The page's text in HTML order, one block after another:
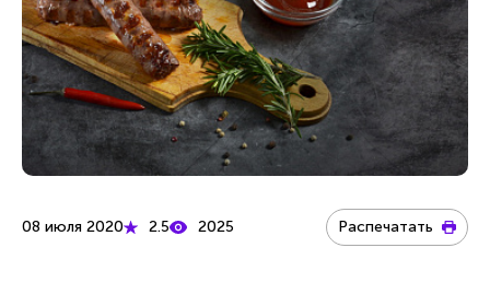
08 июля 2020 2.5 2025 Распечатать